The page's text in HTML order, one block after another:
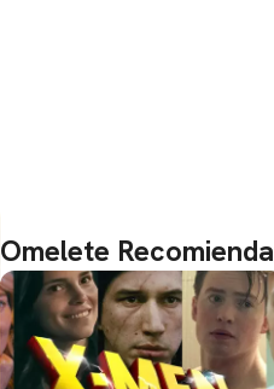
Omelete Recomienda